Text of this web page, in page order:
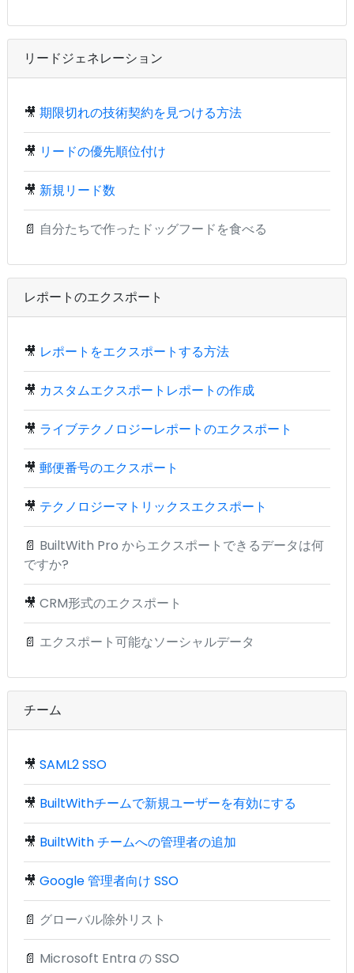
リードジェネレーション
🎥 期限切れの技術契約を見つける方法
🎥 リードの優先順位付け
🎥 新規リード数
📄 自分たちで作ったドッグフードを食べる
レポートのエクスポート
🎥 レポートをエクスポートする方法
🎥 カスタムエクスポートレポートの作成
🎥 ライブテクノロジーレポートのエクスポート
🎥 郵便番号のエクスポート
🎥 テクノロジーマトリックスエクスポート
📄 BuiltWith Pro からエクスポートできるデータは何
ですか?
🎥 CRM形式のエクスポート
📄 エクスポート可能なソーシャルデータ
チーム
🎥 SAML2 SSO
🎥 BuiltWithチームで新規ユーザーを有効にする
🎥 BuiltWith チームへの管理者の追加
🎥 Google 管理者向け SSO
📄 グローバル除外リスト
📄 Microsoft Entra の SSO